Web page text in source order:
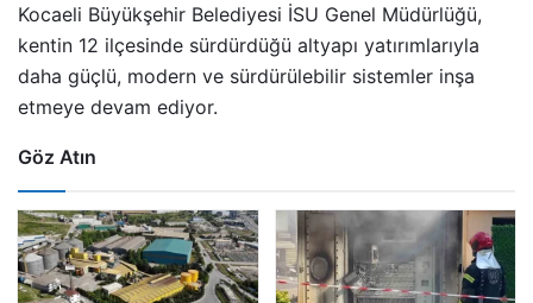
Kocaeli Büyükşehir Belediyesi İSU Genel Müdürlüğü,
kentin 12 ilçesinde sürdürdüğü altyapı yatırımlarıyla
daha güçlü, modern ve sürdürülebilir sistemler inşa
etmeye devam ediyor.
Göz Atın